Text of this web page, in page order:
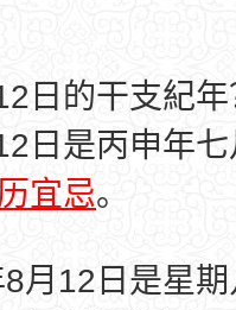
日的干支紀年
日是丙申年
宜忌。
月12日是星